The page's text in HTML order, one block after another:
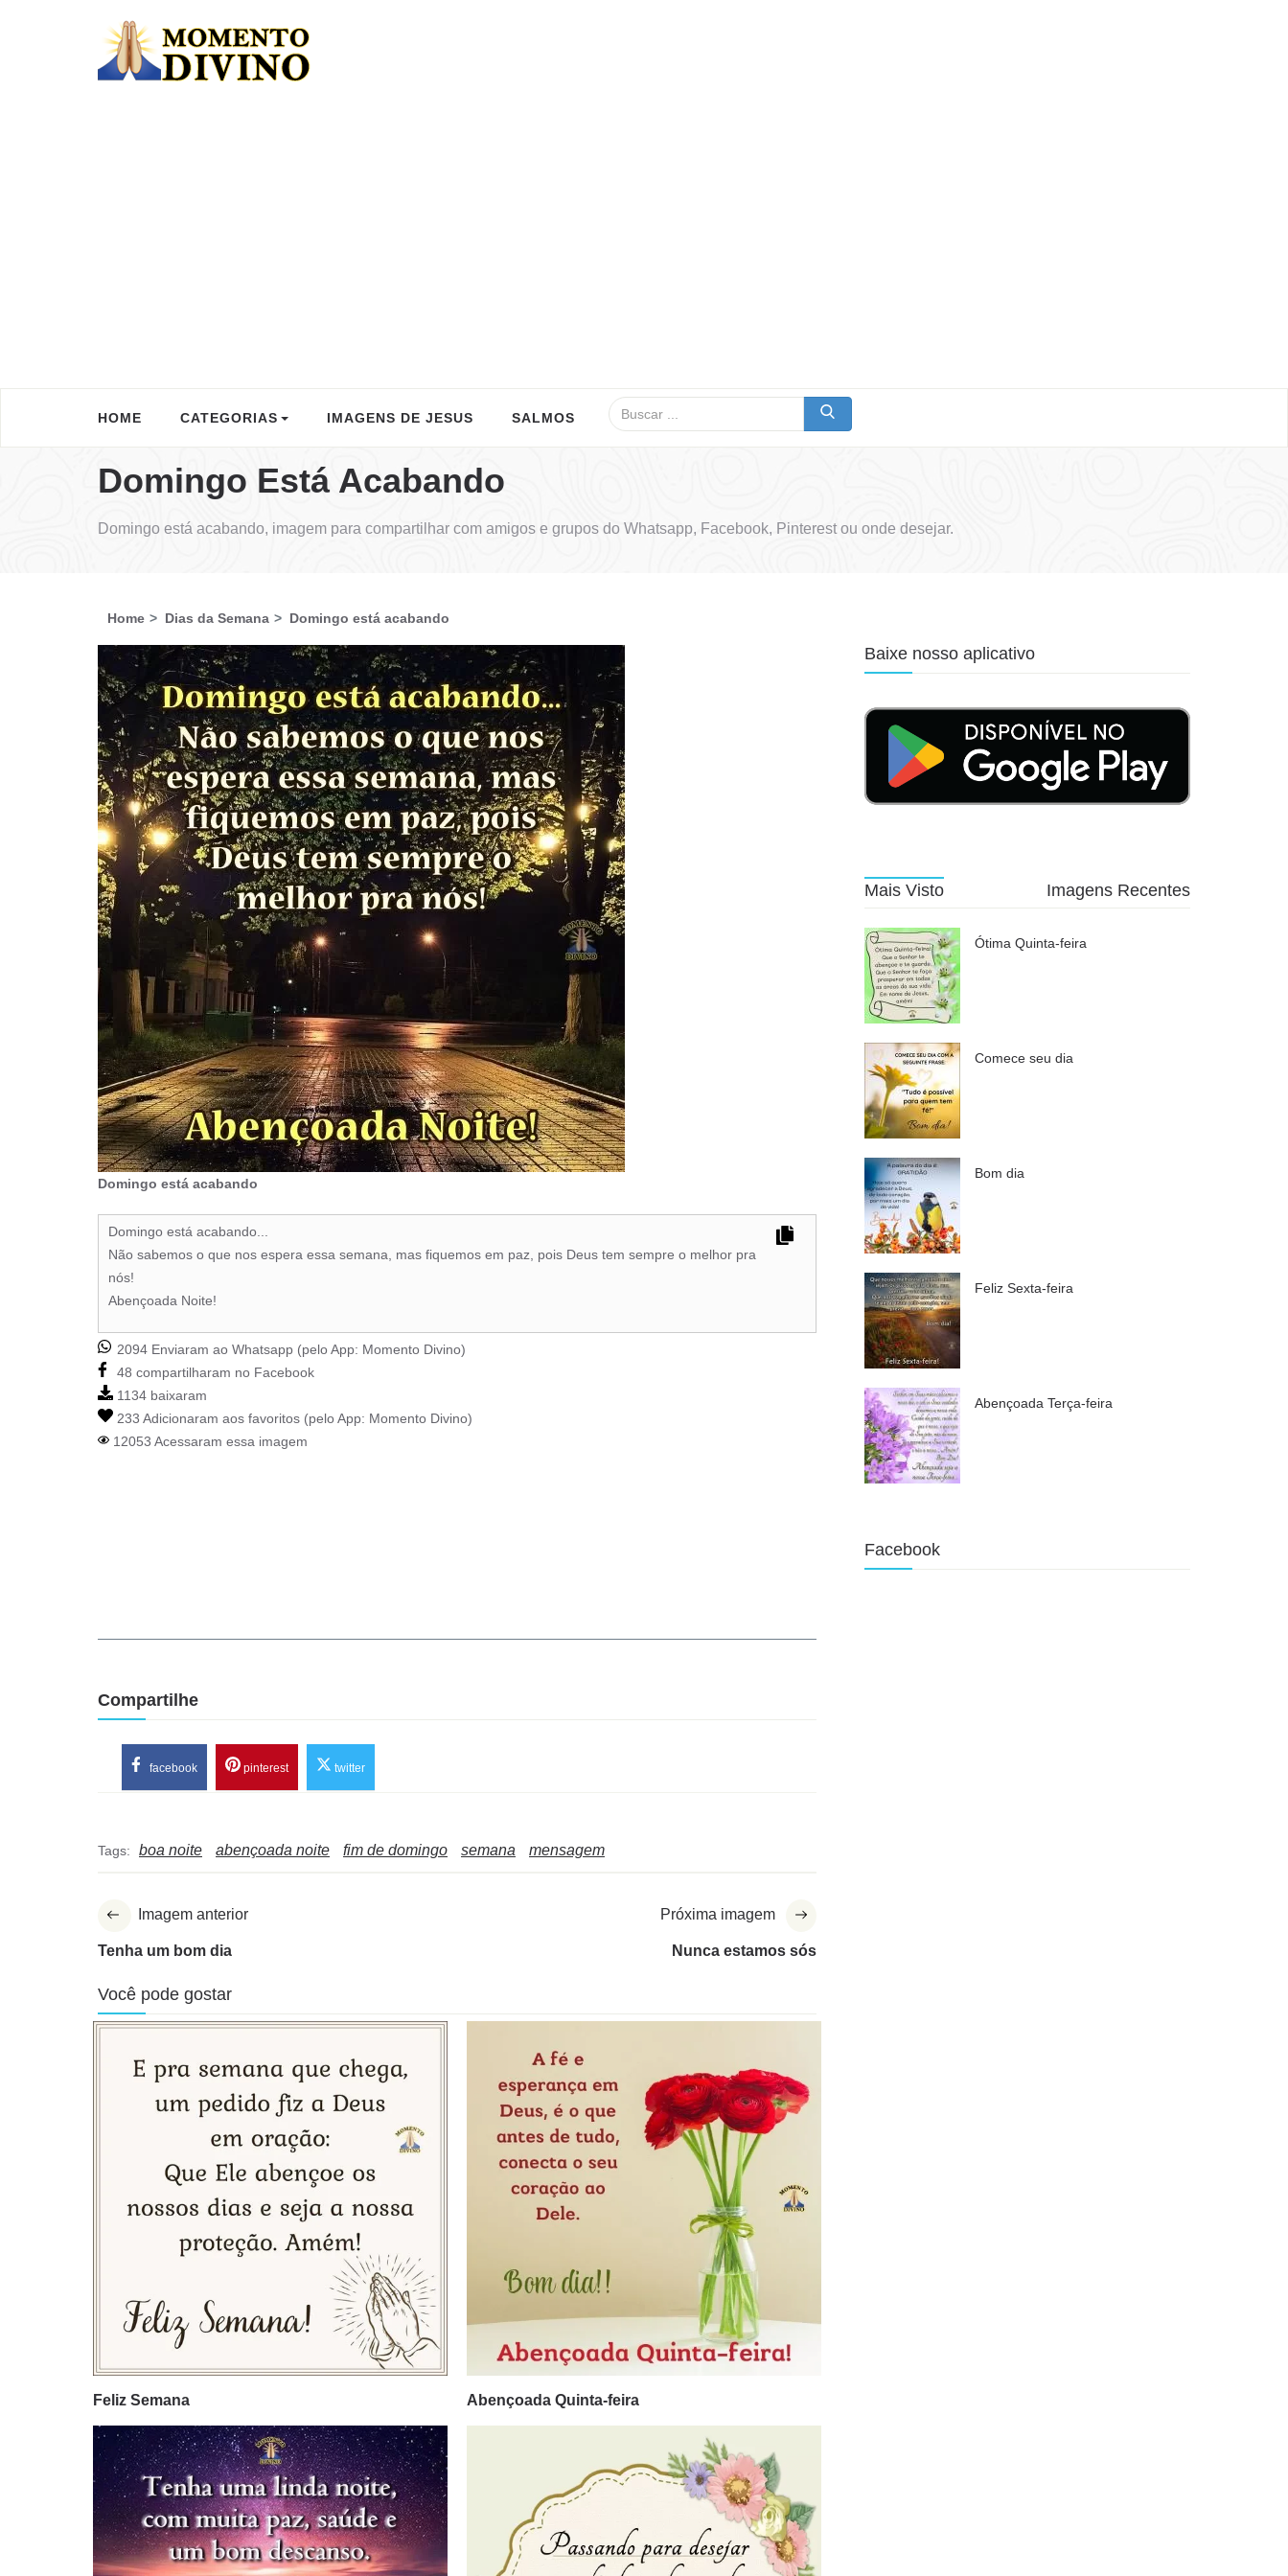
HOME CATEGORIAS IMAGENS DE JESUS SALMOS
Domingo Está Acabando
Domingo está acabando, imagem para compartilhar com amigos e grupos do Whatsapp, Facebook, Pinterest ou onde desejar.
Home Dias da Semana Domingo está acabando
Domingo está acabando
Domingo está acabando...
Não sabemos o que nos espera essa semana, mas fiquemos em paz, pois Deus tem sempre o melhor pra
nós!
Abençoada Noite!
2094 Enviaram ao Whatsapp (pelo App: Momento Divino)
48 compartilharam no Facebook
1134 baixaram
233 Adicionaram aos favoritos (pelo App: Momento Divino)
12053 Acessaram essa imagem
Compartilhe
facebook pinterest twitter
Tags: boa noite abençoada noite fim de domingo semana mensagem
Imagem anterior
Tenha um bom dia
Próxima imagem
Nunca estamos sós
Você pode gostar
Feliz Semana Abençoada Quinta-feira
Baixe nosso aplicativo
Mais Visto Imagens Recentes
Ótima Quinta-feira
Comece seu dia
Bom dia
Feliz Sexta-feira
Abençoada Terça-feira
Facebook